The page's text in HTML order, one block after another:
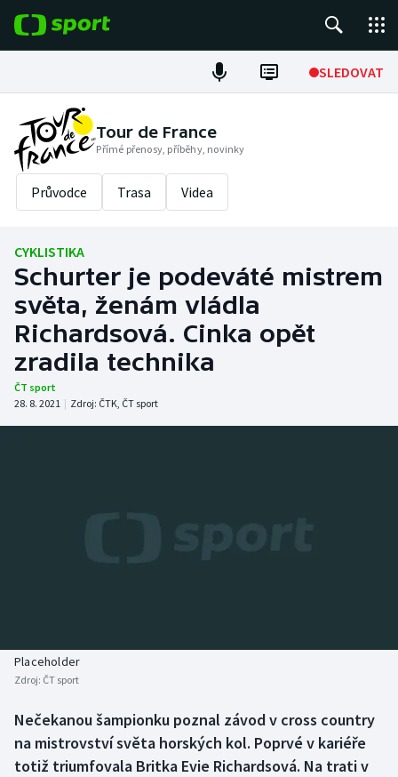
SLEDOVAT
Fotbal
Hokej
Tenis
Cyklistika
DALŠÍ SPORTY
Americký fotbal
Baseball a softbal
Dostihy
Florbal
Futsal
NEPŘEHLÉDNĚTE
Soutěže
Tour de France
Přímé přenosy, příběhy, novinky
Průvodce Trasa Videa
CYKLISTIKA
Schurter je podeváté mistrem
světa, ženám vládla
Richardsová. Cinka opět
zradila technika
ČT sport
28. 8. 2021 | Zdroj: ČTK, ČT sport
Placeholder
Zdroj: ČT sport
Nečekanou šampionku poznal závod v cross country
na mistrovství světa horských kol. Poprvé v kariéře
totiž triumfovala Britka Evie Richardsová. Na trati v